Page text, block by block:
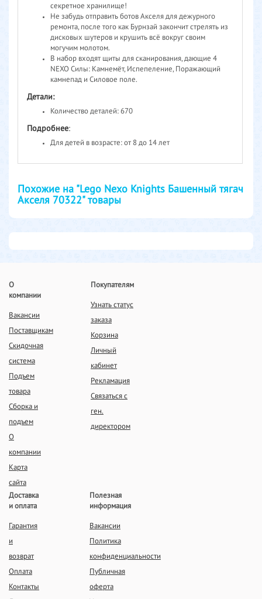
секретное хранилище!
Не забудь отправить ботов Акселя для дежурного
ремонта, после того как Бурнзай закончит стрелять из
дисковых шутеров и крушить всё вокруг своим
могучим молотом.
В набор входят щиты для сканирования, дающие 4
NEXO Силы: Камнемёт, Испепеление, Поражающий
камнепад и Силовое поле.
Детали:
Количество деталей: 670
Подробнее:
Для детей в возрасте: от 8 до 14 лет
Похожие на "Lego Nexo Knights Башенный тягач
Акселя 70322" товары
О
компании
Вакансии
Поставщикам
Скидочная
система
Подъем
товара
Сборка и
подъем
О
компании
Карта
сайта
Покупателям
Узнать статус
заказа
Корзина
Личный
кабинет
Рекламация
Связаться с
ген.
директором
Доставка
и оплата
Гарантия
и
возврат
Оплата
Контакты
Полезная
информация
Вакансии
Политика
конфиденциальности
Публичная
оферта